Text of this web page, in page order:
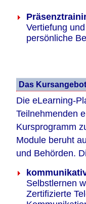
Vertiefung
persönliche
Das
Die eLearning-
Teilnehmenden
Kursprogramm
Module beruht
und Behörden.
Selbstlernen
Zertifizierte